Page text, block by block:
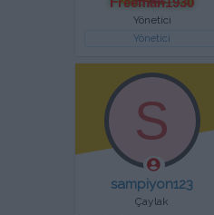
Yönetici
Yönetici
S
sampiyon123
Çaylak